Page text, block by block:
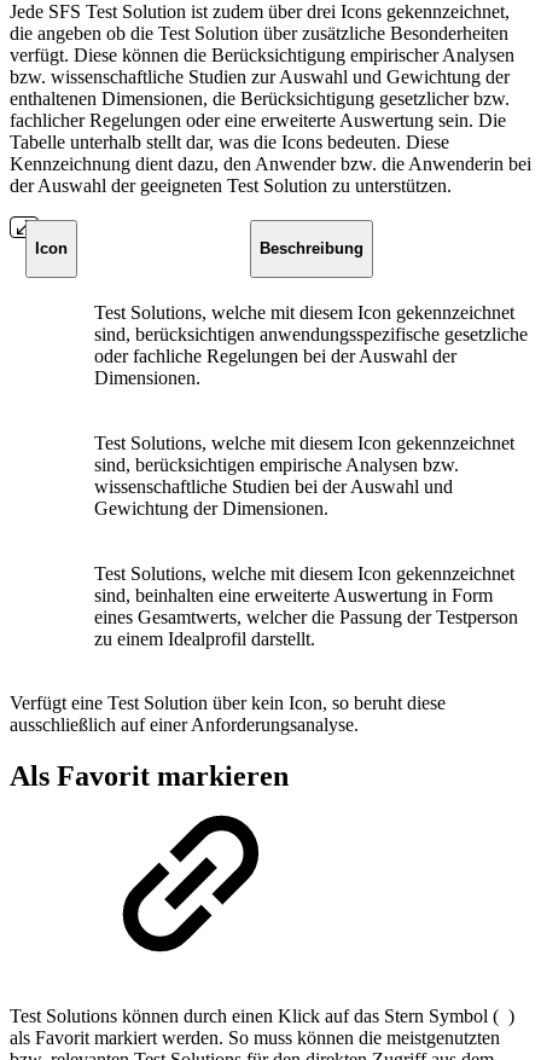
Jede SFS Test Solution ist zudem über drei Icons gekennzeichnet,
die angeben ob die Test Solution über zusätzliche Besonderheiten
verfügt. Diese können die Berücksichtigung empirischer Analysen
bzw. wissenschaftliche Studien zur Auswahl und Gewichtung der
enthaltenen Dimensionen, die Berücksichtigung gesetzlicher bzw.
fachlicher Regelungen oder eine erweiterte Auswertung sein. Die
Tabelle unterhalb stellt dar, was die Icons bedeuten. Diese
Kennzeichnung dient dazu, den Anwender bzw. die Anwenderin bei
der Auswahl der geeigneten Test Solution zu unterstützen.
Icon Beschreibung
Test Solutions, welche mit diesem Icon gekennzeichnet
sind, berücksichtigen anwendungsspezifische gesetzliche
oder fachliche Regelungen bei der Auswahl der
Dimensionen.
Test Solutions, welche mit diesem Icon gekennzeichnet
sind, berücksichtigen empirische Analysen bzw.
wissenschaftliche Studien bei der Auswahl und
Gewichtung der Dimensionen.
Test Solutions, welche mit diesem Icon gekennzeichnet
sind, beinhalten eine erweiterte Auswertung in Form
eines Gesamtwerts, welcher die Passung der Testperson
zu einem Idealprofil darstellt.
Verfügt eine Test Solution über kein Icon, so beruht diese
ausschließlich auf einer Anforderungsanalyse.
Als Favorit markieren
Test Solutions können durch einen Klick auf das Stern Symbol ( )
als Favorit markiert werden. So muss können die meistgenutzten